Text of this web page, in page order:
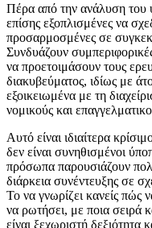
Πέρα από την ανάλυση του
επίσης εξοπλισμένες να
προσαρμοσμένες σε
Συνδυάζουν
να προετοιμάσουν τους
διακυβεύματος, ιδίως με
εξοικειωμένα με τη
νομικούς και
Αυτό είναι ιδιαίτερα
δεν είναι συνηθισμένοι
πρόσωπα παρουσιάζουν
διάρκεια συνέντευξης σε
Το να γνωρίζει κανείς πώς
να ρωτήσει, με ποια σειρά
είναι ξεχωριστή δεξιότητα